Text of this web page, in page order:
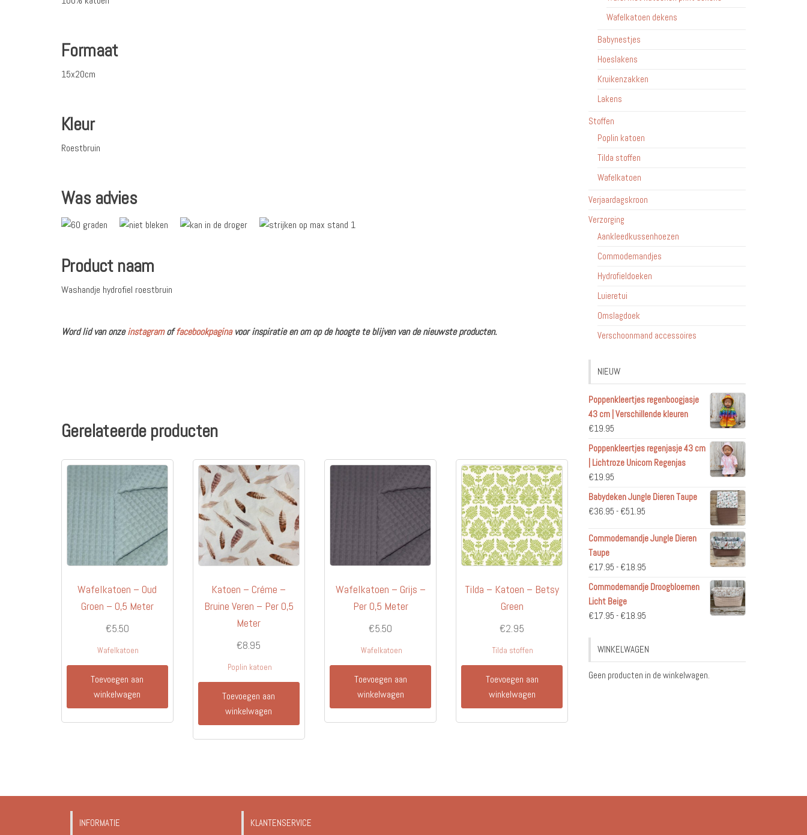
Formaat
15x20cm
Kleur
Roestbruin
Was advies
Product naam
Washandje hydrofiel roestbruin
Word lid van onzeinstagramoffacebookpaginavoor inspiratie en om op de hoogte te blijven van de nieuwste producten.
Gerelateerde producten
Wafelkatoen – Oud
Groen – 0,5 Meter
€5.50
Wafelkatoen
Toevoegen aan
winkelwagen
Katoen – Créme –
Bruine Veren – Per 0,5
Meter
€8.95
Poplin katoen
Toevoegen aan
winkelwagen
Wafelkatoen – Grijs –
Per 0,5 Meter
€5.50
Wafelkatoen
Toevoegen aan
winkelwagen
Tilda – Katoen – Betsy
Green
€2.95
Tilda stoffen
Toevoegen aan
winkelwagen
Wafelkatoen dekens
Babynestjes
Hoeslakens
Kruikenzakken
Lakens
Stoffen
Poplin katoen
Tilda stoffen
Wafelkatoen
Verjaardagskroon
Verzorging
Aankleedkussenhoezen
Commodemandjes
Hydrofieldoeken
Luieretui
Omslagdoek
Verschoonmand accessoires
NIEUW
Poppenkleertjes regenboogjasje
43 cm | Verschillende kleuren
€19.95
Poppenkleertjes regenjasje 43 cm
| Lichtroze Unicorn Regenjas
€19.95
Babydeken Jungle Dieren Taupe
€36.95 - €51.95Prijsklasse:
tot
Commodemandje Jungle Dieren
Taupe
€17.95 - €18.95Prijsklasse:
€17.95
€18.95
Commodemandje Droogbloemen
Licht Beige
€17.95 - €18.95Prijsklasse:
tot
WINKELWAGEN
Geen producten in de winkelwagen.
INFORMATIE KLANTENSERVICE